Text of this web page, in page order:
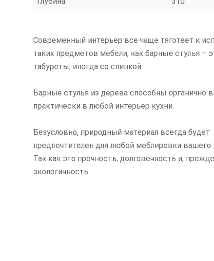
Современный интерьер все чаще тяготеет к
таких предметов мебели, как барные стулья –
табуреты, иногда со спинкой.
Барные стулья из дерева способны органично
практически в любой интерьер кухни.
Безусловно, природный материал всегда будет
предпочтителен для любой меблировки
Так как это прочность, долговечность и,
экологичность.